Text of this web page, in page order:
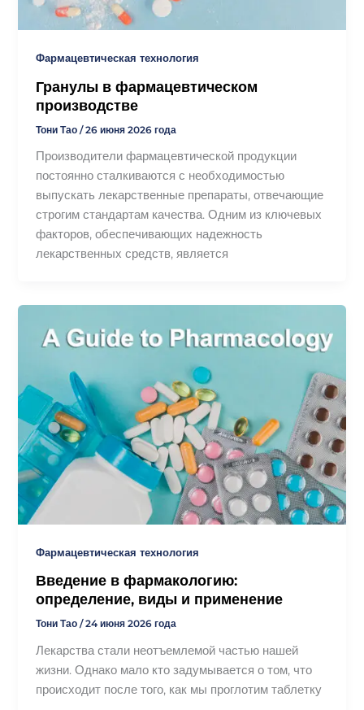
Фармацевтическая технология
Гранулы в фармацевтическом
производстве
Тони Тао/26 июня 2026 года
Производители фармацевтической продукции
постоянно сталкиваются с необходимостью
выпускать лекарственные препараты, отвечающие
строгим стандартам качества. Одним из ключевых
факторов, обеспечивающих надежность
лекарственных средств, является
Фармацевтическая технология
Введение в фармакологию:
определение, виды и применение
Тони Тао/24 июня 2026 года
Лекарства стали неотъемлемой частью нашей
жизни. Однако мало кто задумывается о том, что
происходит после того, как мы проглотим таблетку